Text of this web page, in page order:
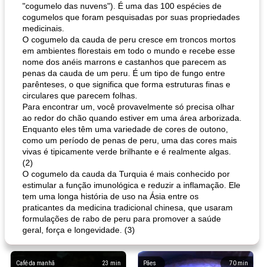
"cogumelo das nuvens"). É uma das 100 espécies de
cogumelos que foram pesquisadas por suas propriedades
medicinais.
O cogumelo da cauda de peru cresce em troncos mortos
em ambientes florestais em todo o mundo e recebe esse
nome dos anéis marrons e castanhos que parecem as
penas da cauda de um peru. É um tipo de fungo entre
parênteses, o que significa que forma estruturas finas e
circulares que parecem folhas.
Para encontrar um, você provavelmente só precisa olhar
ao redor do chão quando estiver em uma área arborizada.
Enquanto eles têm uma variedade de cores de outono,
como um período de penas de peru, uma das cores mais
vivas é tipicamente verde brilhante e é realmente algas.
(2)
O cogumelo da cauda da Turquia é mais conhecido por
estimular a função imunológica e reduzir a inflamação. Ele
tem uma longa história de uso na Ásia entre os
praticantes da medicina tradicional chinesa, que usaram
formulações de rabo de peru para promover a saúde
geral, força e longevidade. (3)
23 min
Café da manhã 70 min
Pães